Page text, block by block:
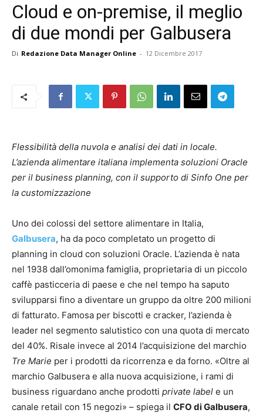
Cloud e on-premise, il meglio
di due mondi per Galbusera
Di Redazione Data Manager Online - 12 Dicembre 2017
Flessibilità della nuvola e analisi dei dati in locale.
L’azienda alimentare italiana implementa soluzioni Oracle
per il business planning, con il supporto di Sinfo One per
la customizzazione
Uno dei colossi del settore alimentare in Italia,
Galbusera, ha da poco completato un progetto di
planning in cloud con soluzioni Oracle. L’azienda è nata
nel 1938 dall’omonima famiglia, proprietaria di un piccolo
caffè pasticceria di paese e che nel tempo ha saputo
svilupparsi fino a diventare un gruppo da oltre 200 milioni
di fatturato. Famosa per biscotti e cracker, l’azienda è
leader nel segmento salutistico con una quota di mercato
del 40%. Risale invece al 2014 l’acquisizione del marchio
Tre Marie per i prodotti da ricorrenza e da forno. «Oltre al
marchio Galbusera e alla nuova acquisizione, i rami di
business riguardano anche prodotti private label e un
canale retail con 15 negozi» – spiega il CFO di Galbusera,